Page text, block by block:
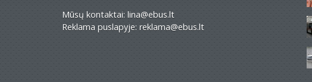
Mūsų kontaktai: lina@ebus.lt
Reklama puslapyje: reklama@ebus.lt